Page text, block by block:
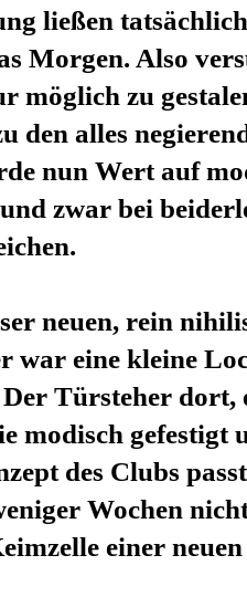
ließen
Morgen. Also
möglich zu
den alles
nun Wert auf
zwar bei
neuen, rein
war eine kleine
Türsteher dort,
modisch gefestigt
des Clubs
Wochen
einer